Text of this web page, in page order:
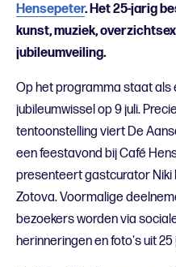
Hensepeter. Het 25-jarig
kunst, muziek,
jubileumveiling.
Op het programma staat als
jubileumwissel op 9 juli.
tentoonstelling viert De
een feestavond bij Café
presenteert gastcurator Niki
Zotova. Voormalige
bezoekers worden via
herinneringen en foto's uit